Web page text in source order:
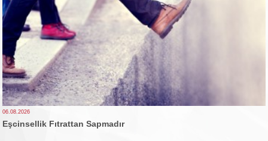
06.08.2026
Eşcinsellik Fıtrattan Sapmadır